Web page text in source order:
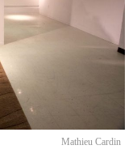
Mathieu Cardin